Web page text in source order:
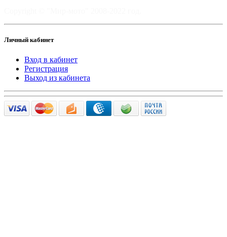
Личный кабинет
Вход в кабинет
Регистрация
Выход из кабинета